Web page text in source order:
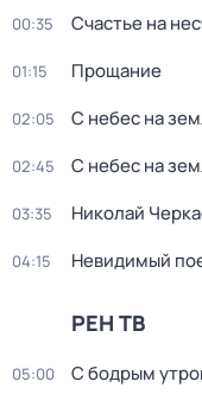
00:35 Счастье на
01:15 Прощание
02:05 С небес на
02:45 С небес на
03:35 Николай
04:15 Невидимый
РЕН ТВ
05:00 С бодрым